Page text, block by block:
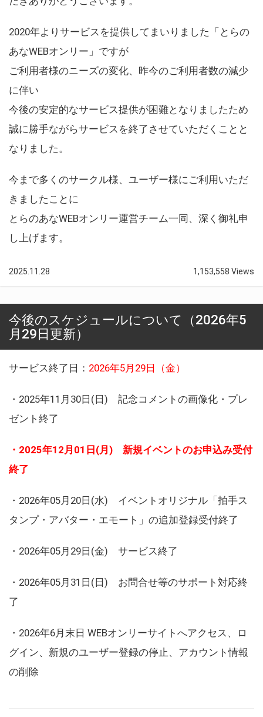
2020年よりサービスを提供してまいりました「とらの
あなWEBオンリー」ですが
ご利用者様のニーズの変化、昨今のご利用者数の減少
に伴い
今後の安定的なサービス提供が困難となりましたため
誠に勝手ながらサービスを終了させていただくことと
なりました。
今まで多くのサークル様、ユーザー様にご利用いただ
きましたことに
とらのあなWEBオンリー運営チーム一同、深く御礼申
し上げます。
2025.11.28 1,153,558 Views
今後のスケジュールについて（2026年5
月29日更新）
サービス終了日： 2026年5月29日（金）
・2025年11月30日(日) 記念コメントの画像化・プレ
ゼント終了
・2025年12月01日(月) 新規イベントのお申込み受付
終了
・2026年05月20日(水) イベントオリジナル「拍手ス
タンプ・アバター・エモート」の追加登録受付終了
・2026年05月29日(金) サービス終了
・2026年05月31日(日) お問合せ等のサポート対応終
了
・2026年6月末日 WEBオンリーサイトへアクセス、ロ
グイン、新規のユーザー登録の停止、アカウント情報
の削除